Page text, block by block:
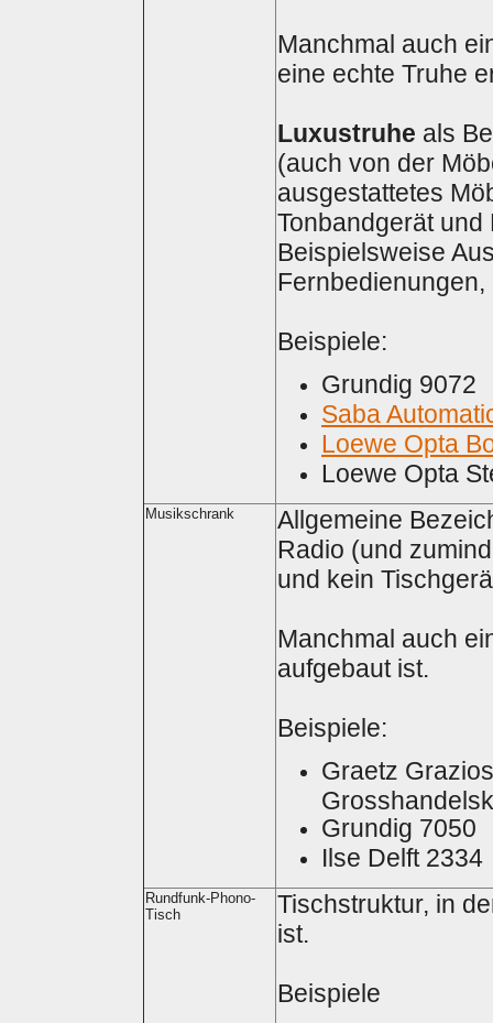
Manchmal auch
eine echte Truhe
Luxustruhe als
(auch von der
ausgestattetes
Tonbandgerät
Beispielsweise
Beispiele:
Grundig 9072
Saba
Loewe Opta
Loewe Opta
Musikschrank
Allgemeine
Radio (und
und kein
Manchmal auch
aufgebaut ist.
Beispiele:
Graetz
Grundig 7050
Ilse Delft 2334
Rundfunk-Phono-
Tisch
Tischstruktur, in
ist.
Beispiele